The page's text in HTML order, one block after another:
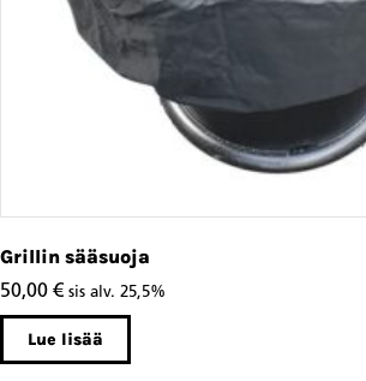
Grillin sääsuoja
50,00 € sis alv. 25,5%
Lue lisää